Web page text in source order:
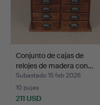
Conjunto de cajas de
relojes de madera con…
Subastado 15 feb 2026
10 pujas
211 USD